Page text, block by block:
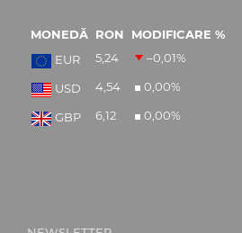
MONEDĂ RON
MODIFICARE %
EUR
5,24 –0,01%
USD 4,54 0,00%
GBP 6,12 0,00%